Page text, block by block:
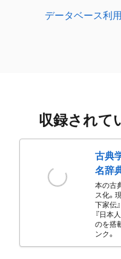
データベース利
収録されて
古典
名辞
本の古
ス化。
下家伝
『日本
のを搭
ンク。